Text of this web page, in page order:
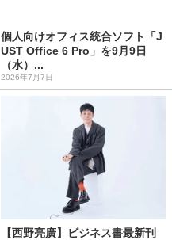
個人向けオフィス統合ソフト「J
UST Office 6 Pro」を9月9日
（水）...
2026年7月7日
【西野亮廣】ビジネス書最新刊